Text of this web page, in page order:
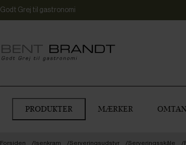
Godt Grej til gastronomi
PRODUKTER MÆRKER
Forsiden Isenkram Serveringsudstyr Serveringsskåle